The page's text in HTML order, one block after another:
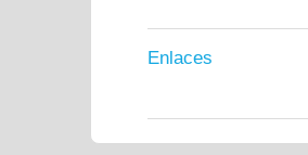
Enlaces